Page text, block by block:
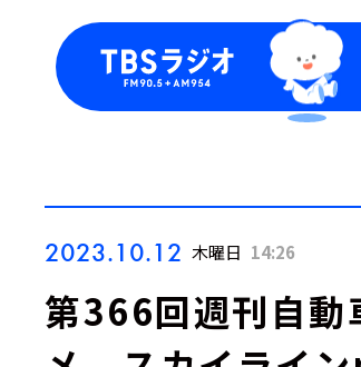
2023.10.12 木曜日 14:26
第366回週刊自動